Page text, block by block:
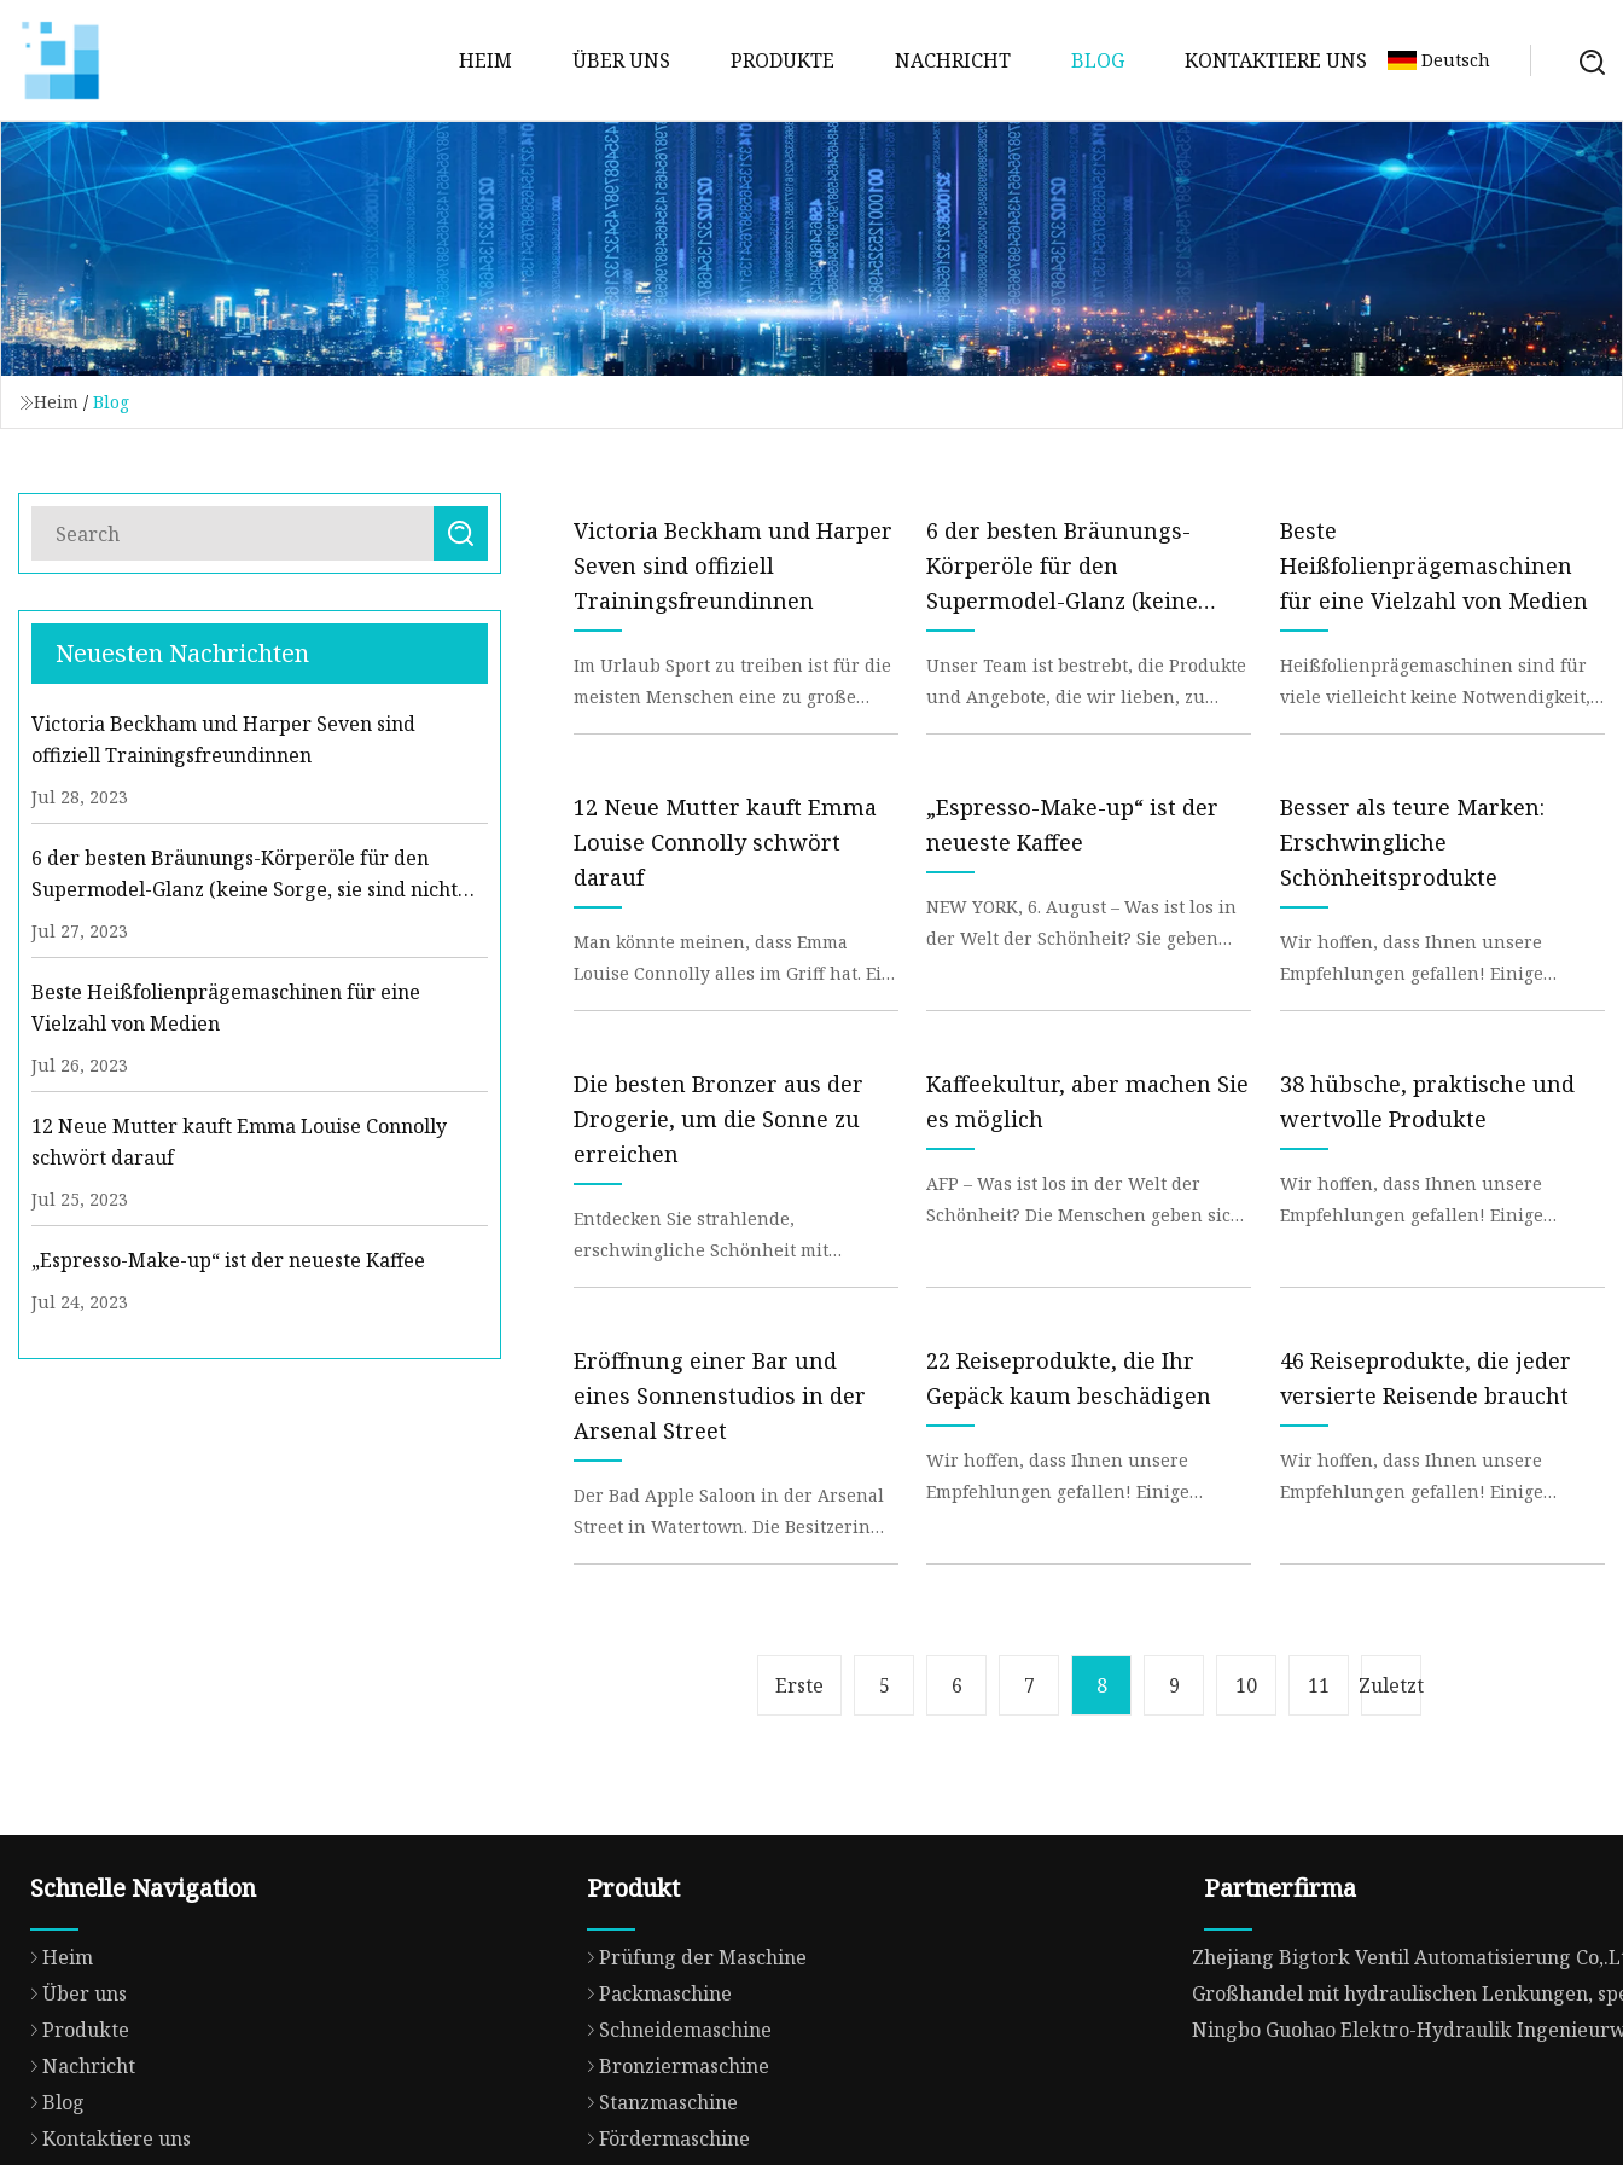
HEIM ÜBER UNS PRODUKTE
Prüfung der Maschine
Packmaschine
Schneidemaschine
Bronziermaschine
Stanzmaschine
Fördermaschine
Maskenproduktionsmaschine
Buchstanzmaschine
Schneidmaterialmaschine
NACHRICHT BLOG KONTAKTIERE UNS Deutsch
Heim / Blog
Neuesten Nachrichten
Victoria Beckham und Harper Seven sind
offiziell Trainingsfreundinnen
Jul 28, 2023
6 der besten Bräunungs-Körperöle für den
Supermodel-Glanz (keine Sorge, sie sind nicht
fettig)
Jul 27, 2023
Beste Heißfolienprägemaschinen für eine
Vielzahl von Medien
Jul 26, 2023
12 Neue Mutter kauft Emma Louise Connolly
schwört darauf
Jul 25, 2023
„Espresso-Make-up“ ist der neueste Kaffee
Jul 24, 2023
Victoria Beckham und Harper
Seven sind offiziell
Trainingsfreundinnen
Im Urlaub Sport zu treiben ist für die
meisten Menschen eine zu große
6 der besten Bräunungs-
Körperöle für den
Supermodel-Glanz (keine
Sorge, sie sind nicht fettig)
Unser Team ist bestrebt, die Produkte
und Angebote, die wir lieben, zu
Beste
Heißfolienprägemaschinen
für eine Vielzahl von Medien
Heißfolienprägemaschinen sind für
viele vielleicht keine Notwendigkeit,
12 Neue Mutter kauft Emma
Louise Connolly schwört
darauf
Man könnte meinen, dass Emma
Louise Connolly alles im Griff hat. Ein
„Espresso-Make-up“ ist der
neueste Kaffee
NEW YORK, 6. August – Was ist los in
der Welt der Schönheit? Sie geben
Besser als teure Marken:
Erschwingliche
Schönheitsprodukte
Wir hoffen, dass Ihnen unsere
Empfehlungen gefallen! Einige
Die besten Bronzer aus der
Drogerie, um die Sonne zu
erreichen
Entdecken Sie strahlende,
erschwingliche Schönheit mit
unserer Auswahl der besten
Kaffeekultur, aber machen Sie
es möglich
AFP – Was ist los in der Welt der
Schönheit? Die Menschen geben sich
38 hübsche, praktische und
wertvolle Produkte
Wir hoffen, dass Ihnen unsere
Empfehlungen gefallen! Einige
Eröffnung einer Bar und
eines Sonnenstudios in der
Arsenal Street
Der Bad Apple Saloon in der Arsenal
Street in Watertown. Die Besitzerin
des Bad Apple, Shannon M. Exford,
22 Reiseprodukte, die Ihr
Gepäck kaum beschädigen
Wir hoffen, dass Ihnen unsere
Empfehlungen gefallen! Einige
46 Reiseprodukte, die jeder
versierte Reisende braucht
Wir hoffen, dass Ihnen unsere
Empfehlungen gefallen! Einige
Erste 5 6 7 8 9 10 11 Zuletzt
Schnelle Navigation
Heim
Über uns
Produkte
Nachricht
Blog
Kontaktiere uns
Produkt
Prüfung der Maschine
Packmaschine
Schneidemaschine
Bronziermaschine
Stanzmaschine
Fördermaschine
Partnerfirma
Zhejiang Bigtork Ventil Automatisierung
Großhandel mit hydraulischen Lenkungen,
‌Ningbo Guohao Elektro-Hydraulik